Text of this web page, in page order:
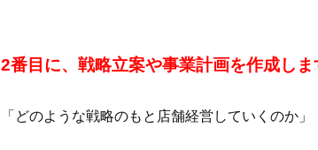
2番目に、戦略立案や事業計画を作成しま
「どのような戦略のもと店舗経営していくのか